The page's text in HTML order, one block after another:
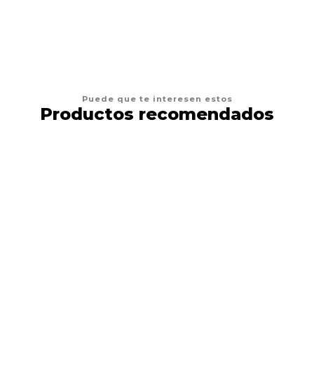
Puede que te interesen estos
Productos recomendados